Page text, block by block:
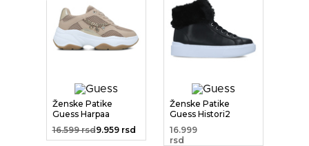
Ženske Patike
Guess Harpaa
16.599 rsd9.959 rsd
Ženske Patike
Guess Histori2
Active Lady
16.999
rsd